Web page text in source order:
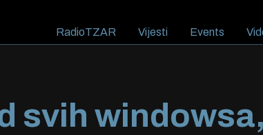
RadioTZAR Vijesti Events
svih